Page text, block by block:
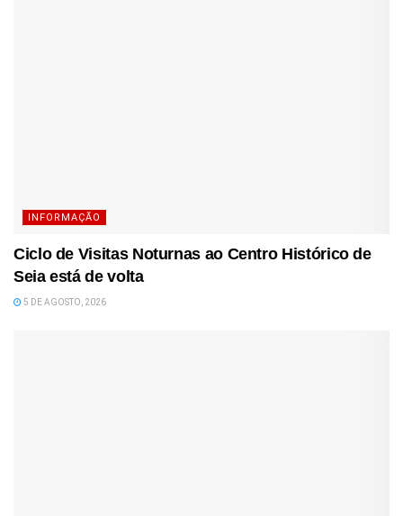
INFORMAÇÃO
Ciclo de Visitas Noturnas ao Centro Histórico de
Seia está de volta
5 DE AGOSTO, 2026